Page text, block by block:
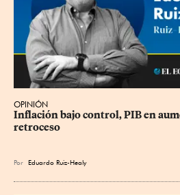
OPINIÓN
Inflación bajo control, PIB en
retroceso
Por Eduardo Ruiz-Healy